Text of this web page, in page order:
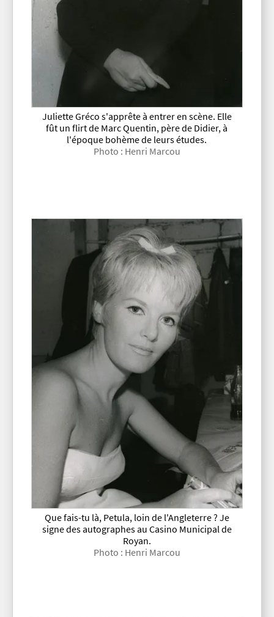
Juliette Gréco s'apprête à entrer en scène. Elle
fût un flirt de Marc Quentin, père de Didier, à
l'époque bohème de leurs études.
Photo : Henri Marcou
Que fais-tu là, Petula, loin de l'Angleterre ? Je
signe des autographes au Casino Municipal de
Royan.
Photo : Henri Marcou